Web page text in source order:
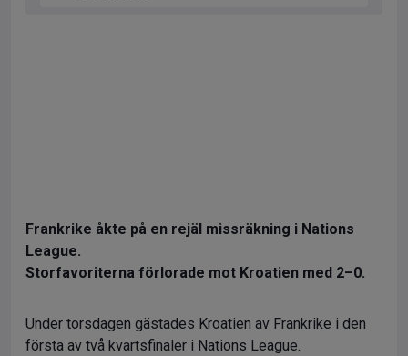
Frankrike åkte på en rejäl missräkning i Nations
League.
Storfavoriterna förlorade mot Kroatien med 2–0.
Under torsdagen gästades Kroatien av Frankrike i den
första av två kvartsfinaler i Nations League.